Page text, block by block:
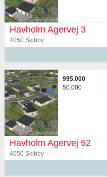
Havholm Agervej 3
4050 Skibby
995.000
50.000
Havholm Agervej 52
4050 Skibby